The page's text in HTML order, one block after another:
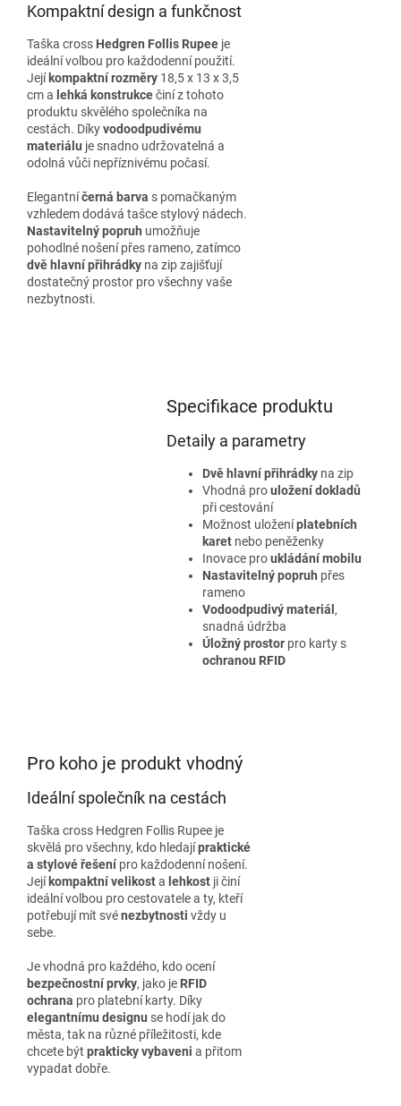
Kompaktní design a funkčnost
Taška cross Hedgren Follis Rupee je
ideální volbou pro každodenní použití.
Její kompaktní rozměry 18,5 x 13 x 3,5
cm a lehká konstrukcečiní z tohoto
produktu skvělého společníka na
cestách. Díkyvodoodpudivému
materiálu je snadno udržovatelná a
odolná vůči nepříznivému počasí.
Elegantníčerná barva s pomačkaným
vzhledem dodává tašce stylový nádech.
Nastavitelný popruh umožňuje
pohodlné nošení přes rameno, zatímco
dvě hlavní přihrádky na zip zajišťují
dostatečný prostor pro všechny vaše
nezbytnosti.
Specifikace produktu
Detaily a parametry
Dvě hlavní přihrádkyna zip
Vhodná prouložení dokladů
při cestování
Možnost uloženíplatebních
karetnebo peněženky
Inovace proukládání mobilu
Nastavitelný popruh přes
rameno
Vodoodpudivý materiál ,
snadná údržba
Úložný prostorpro karty s
ochranou RFID
Pro koho je produkt vhodný
Ideální společník na cestách
Taška cross Hedgren Follis Rupee je
skvělá pro všechny, kdo hledajípraktické
a stylové řešení pro každodenní nošení.
Její kompaktní velikosta lehkost ji činí
ideální volbou pro cestovatele a ty, kteří
potřebují mít svénezbytnosti vždy u
sebe.
Je vhodná pro každého, kdo ocení
bezpečnostní prvky, jako je RFID
ochrana pro platební karty. Díky
elegantnímu designu se hodí jak do
města, tak na různé příležitosti, kde
chcete být prakticky vybaveni a přitom
vypadat dobře.